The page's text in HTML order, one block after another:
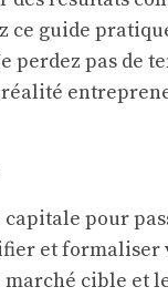
ce guide
perdez pas de
réalité
pour
et formaliser
cible et